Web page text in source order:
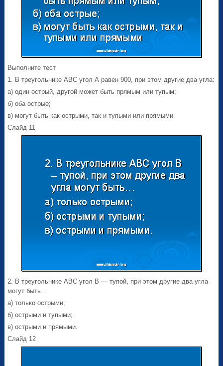
Выполните тест
1. В треугольнике АВС угол А равен 900, при этом другие два угла:
а) один острый, другой может быть прямым или тупым;
б) оба острые;
в) могут быть как острыми, так и тупыми или прямыми
Слайд 11
2. В треугольнике АВС угол В — тупой, при этом другие два угла
могут быть…
а) только острыми;
б) острыми и тупыми;
в) острыми и прямыми.
Слайд 12